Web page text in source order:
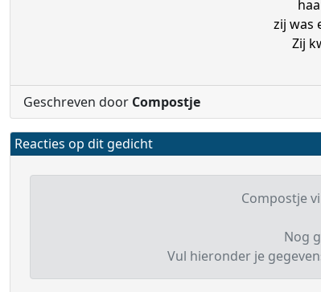
zij was
Zij
Geschreven door Compostje
Reacties op dit gedicht
Compostje
Nog
Vul hieronder je